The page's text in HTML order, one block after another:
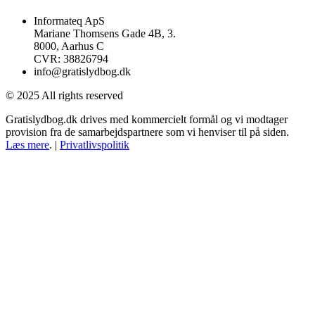
Informateq ApS
Mariane Thomsens Gade 4B, 3.
8000, Aarhus C
CVR: 38826794
info@gratislydbog.dk
© 2025 All rights reserved
Gratislydbog.dk drives med kommercielt formål og vi modtager
provision fra de samarbejdspartnere som vi henviser til på siden.
Læs mere. | Privatlivspolitik